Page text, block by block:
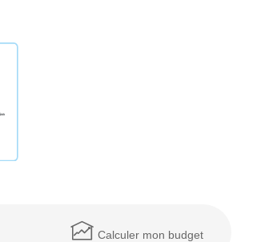
Calculer mon budget